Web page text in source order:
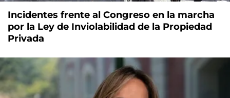
Incidentes frente al Congreso en la marcha
por la Ley de Inviolabilidad de la Propiedad
Privada